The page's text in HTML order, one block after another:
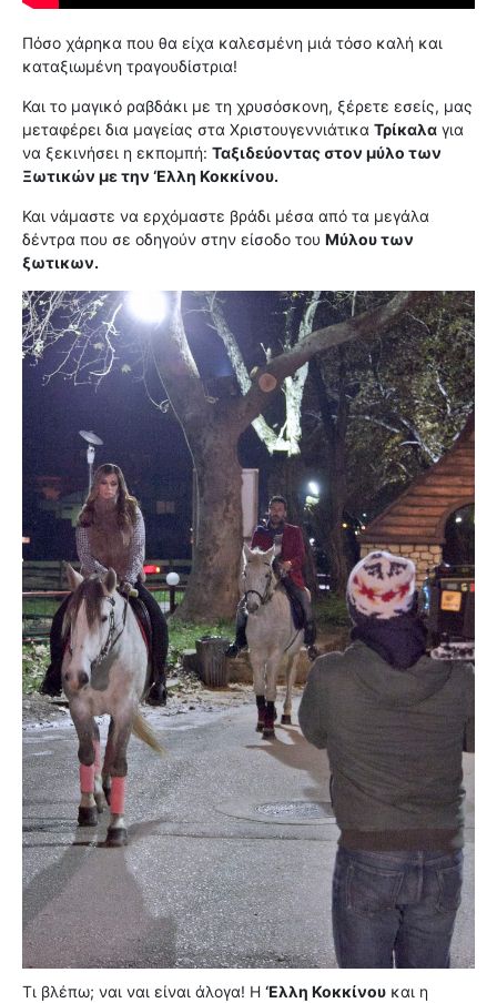
Πόσο χάρηκα που θα είχα καλεσμένη μιά τόσο καλή και
καταξιωμένη τραγουδίστρια!
Και το μαγικό ραβδάκι με τη χρυσόσκονη, ξέρετε εσείς, μας
μεταφέρει δια μαγείας στα Χριστουγεννιάτικα Τρίκαλα για
να ξεκινήσει η εκπομπή: Ταξιδεύοντας στον μύλο των
Ξωτικών με την ‘Ελλη Κοκκίνου.
Και νάμαστε να ερχόμαστε βράδι μέσα από τα μεγάλα
δέντρα που σε οδηγούν στην είσοδο του Μύλου των
ξωτικων.
Τι βλέπω; ναι ναι είναι άλογα! Η ‘Ελλη Κοκκίνου και η